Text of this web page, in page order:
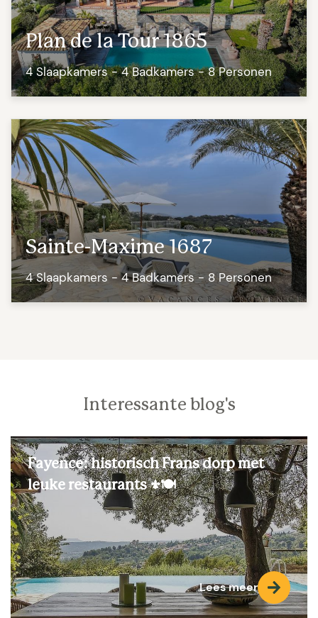
Plan de la Tour 1865
4 Slaapkamers - 4 Badkamers - 8 Personen
Sainte-Maxime 1687
4 Slaapkamers - 4 Badkamers - 8 Personen
Interessante blog's
Fayence: historisch Frans dorp met
leuke restaurants ⚜️🍽️
Lees meer